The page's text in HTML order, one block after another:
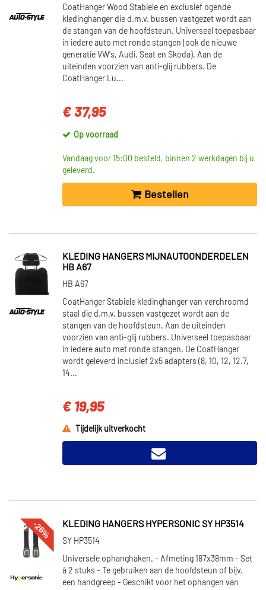
CoatHanger Wood Stabiele en exclusief ogende
kledinghanger die d.m.v. bussen vastgezet wordt aan
de stangen van de hoofdsteun. Universeel toepasbaar
in iedere auto met ronde stangen (ook de nieuwe
generatie VW's, Audi, Seat en Skoda). Aan de
uiteinden voorzien van anti-glij rubbers. De
CoatHanger Lu...
€ 37,95
Op voorraad
Vandaag voor 15:00 besteld, binnen 2 werkdagen bij u
geleverd.
Bestellen
KLEDING HANGERS MIJNAUTOONDERDELEN
HB A67
HB A67
CoatHanger Stabiele kledinghanger van verchroomd
staal die d.m.v. bussen vastgezet wordt aan de
stangen van de hoofdsteun. Aan de uiteinden
voorzien van anti-glij rubbers. Universeel toepasbaar
in iedere auto met ronde stangen. De CoatHanger
wordt geleverd inclusief 2x5 adapters (8, 10, 12, 12.7,
14...
€ 19,95
Tijdelijk uitverkocht
-26% KLEDING HANGERS HYPERSONIC SY HP3514
SY HP3514
Universele ophanghaken. - Afmeting 187x38mm - Set
à 2 stuks - Te gebruiken aan de hoofdsteun of bijv.
een handgreep - Geschikt voor het ophangen van